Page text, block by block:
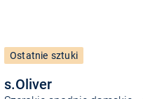
s.Oliver
Ostatnie sztuki